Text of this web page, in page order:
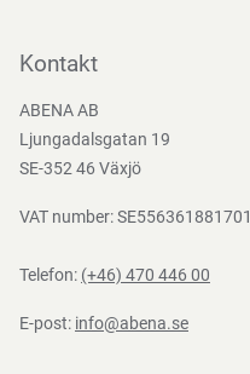
Bli kund
Nedladdningar
Kontakt
ABENA AB
Ljungadalsgatan 19
SE-352 46 Växjö
VAT number: SE556361881701
Telefon: (+46) 470 446 00
E-post: info@abena.se